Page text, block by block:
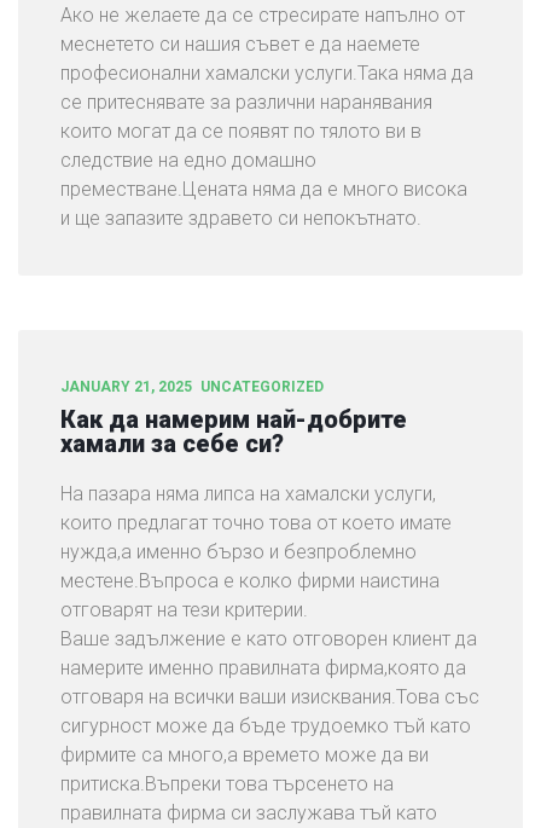
Ако не желаете да се стресирате напълно от
меснетето си нашия съвет е да наемете
професионални хамалски услуги.Така няма да
се притеснявате за различни наранявания
които могат да се появят по тялото ви в
следствие на едно домашно
преместване.Цената няма да е много висока
и ще запазите здравето си непокътнато.
JANUARY 21, 2025 UNCATEGORIZED
Как да намерим най-добрите
хамали за себе си?
На пазара няма липса на хамалски услуги,
които предлагат точно това от което имате
нужда,а именно бързо и безпроблемно
местене.Въпроса е колко фирми наистина
отговарят на тези критерии.
Ваше задължение е като отговорен клиент да
намерите именно правилната фирма,която да
отговаря на всички ваши изисквания.Това със
сигурност може да бъде трудоемко тъй като
фирмите са много,а времето може да ви
притиска.Въпреки това търсенето на
правилната фирма си заслужава тъй като